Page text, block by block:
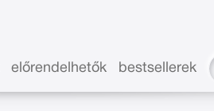
előrendelhetők bestsellerek